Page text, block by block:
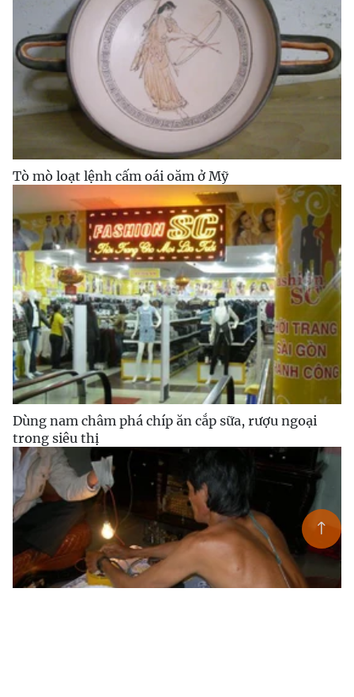
Tò mò loạt lệnh cấm oái oăm ở Mỹ
Dùng nam châm phá chíp ăn cắp sữa, rượu ngoại
trong siêu thị